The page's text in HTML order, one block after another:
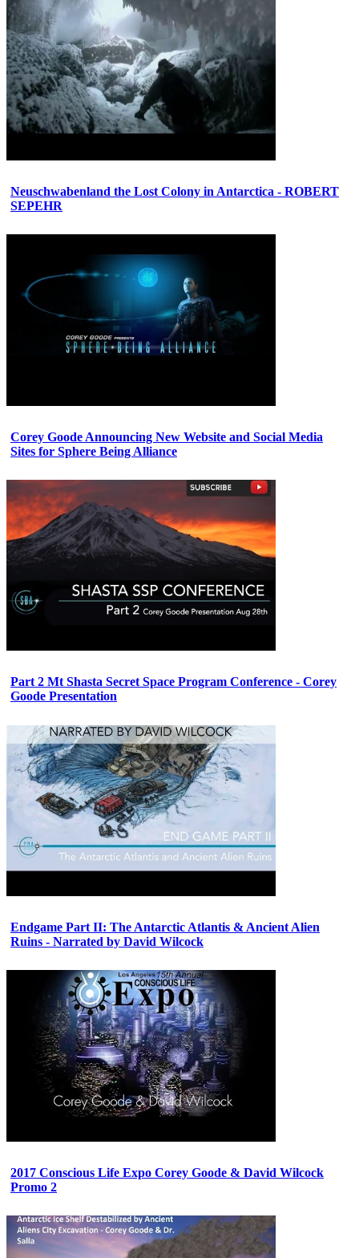
Neuschwabenland the Lost Colony in Antarctica - ROBERT
SEPEHR
Corey Goode Announcing New Website and Social Media
Sites for Sphere Being Alliance
Part 2 Mt Shasta Secret Space Program Conference - Corey
Goode Presentation
Endgame Part II: The Antarctic Atlantis & Ancient Alien
Ruins - Narrated by David Wilcock
2017 Conscious Life Expo Corey Goode & David Wilcock
Promo 2